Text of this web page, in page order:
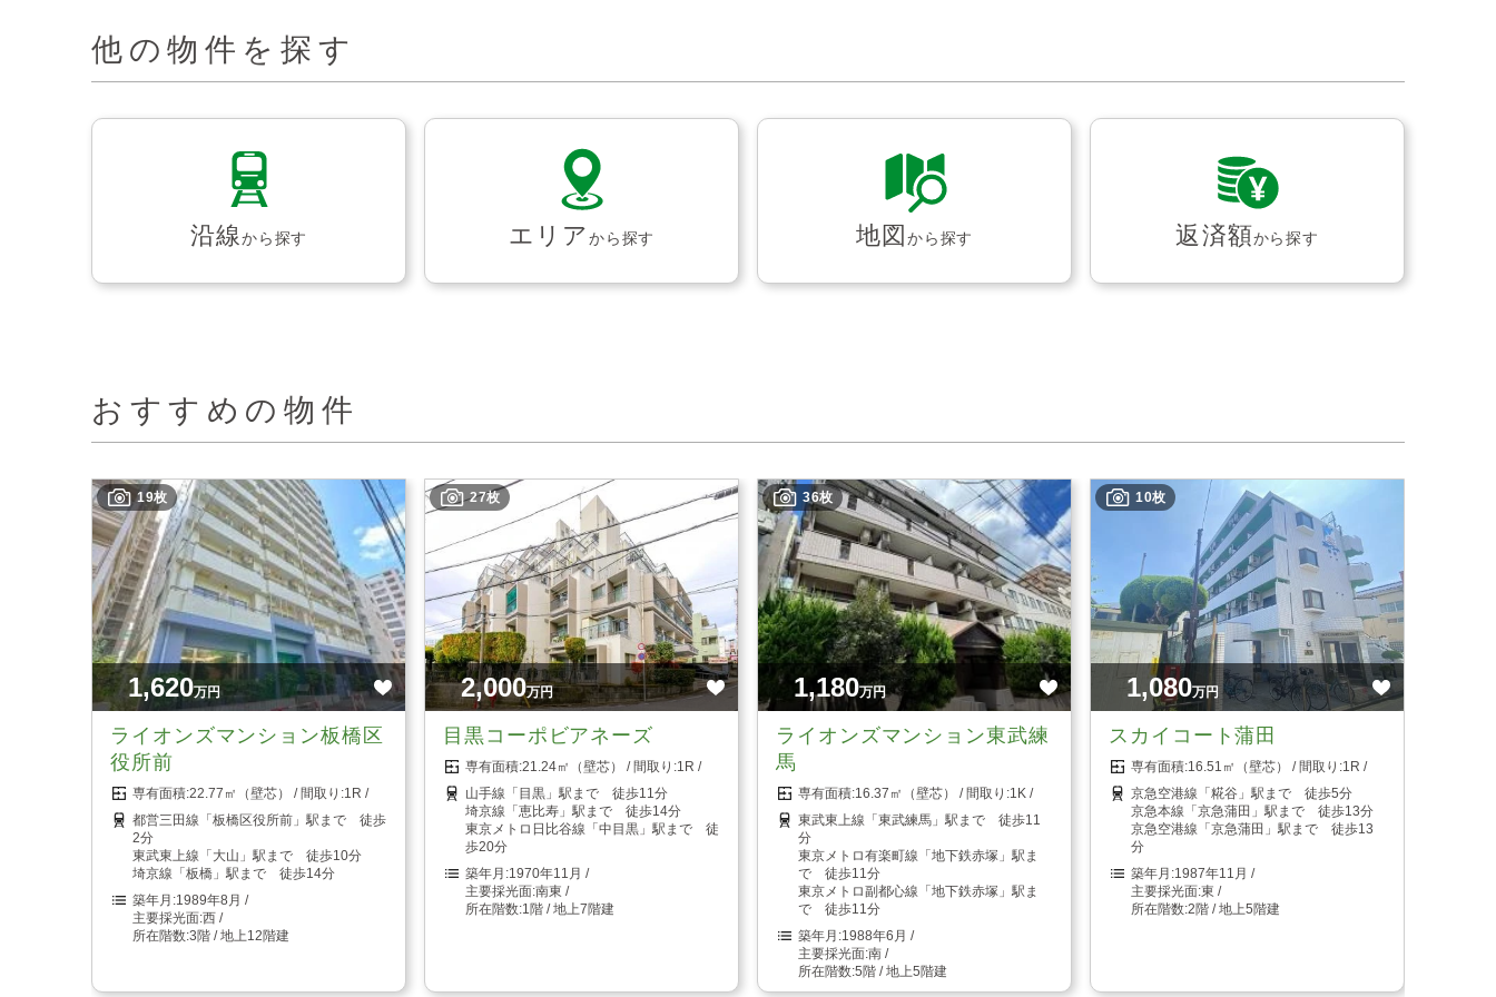
他の物件を探す
沿線から探す エリアから探す 地図から探す 返済額から探す
おすすめの物件
19枚
1,620万円
ライオンズマンション板橋区
役所前
22.77㎡（壁芯）
1R
都営三田線「板橋区役所前」駅まで 徒歩
2分
東武東上線「大山」駅まで 徒歩10分
埼京線「板橋」駅まで 徒歩14分
1989年8月
西
3階 / 地上12階建
27枚
2,000万円
目黒コーポビアネーズ
21.24㎡（壁芯）
1R
山手線「目黒」駅まで 徒歩11分
埼京線「恵比寿」駅まで 徒歩14分
東京メトロ日比谷線「中目黒」駅まで 徒
歩20分
1970年11月
南東
1階 / 地上7階建
36枚
1,180万円
ライオンズマンション東武練
馬
16.37㎡（壁芯）
1K
東武東上線「東武練馬」駅まで 徒歩11
分
東京メトロ有楽町線「地下鉄赤塚」駅ま
で 徒歩11分
東京メトロ副都心線「地下鉄赤塚」駅ま
で 徒歩11分
1988年6月
南
5階 / 地上5階建
10枚
1,080万円
スカイコート蒲田
16.51㎡（壁芯）
1R
京急空港線「糀谷」駅まで 徒歩5分
京急本線「京急蒲田」駅まで 徒歩13分
京急空港線「京急蒲田」駅まで 徒歩13
分
1987年11月
東
2階 / 地上5階建